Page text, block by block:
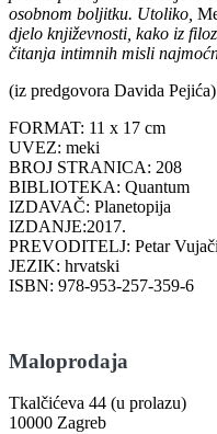
osobnom boljitku. Utoliko,
djelo književnosti, kako iz
čitanja intimnih misli
(iz predgovora Davida Pejića)
FORMAT: 11 x 17 cm
UVEZ: meki
BROJ STRANICA: 208
BIBLIOTEKA: Quantum
IZDAVAČ: Planetopija
IZDANJE:2017.
PREVODITELJ: Petar
JEZIK: hrvatski
ISBN: 978-953-257-359-6
Maloprodaja
Tkalčićeva 44 (u prolazu)
10000 Zagreb